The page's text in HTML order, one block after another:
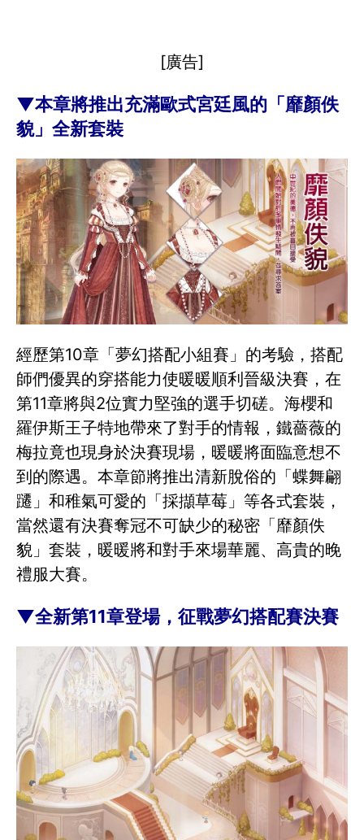
[廣告]
▼本章將推出充滿歐式宮廷風的「靡顏佚
貌」全新套裝
經歷第10章「夢幻搭配小組賽」的考驗，搭配
師們優異的穿搭能力使暖暖順利晉級決賽，在
第11章將與2位實力堅強的選手切磋。海櫻和
羅伊斯王子特地帶來了對手的情報，鐵薔薇的
梅拉竟也現身於決賽現場，暖暖將面臨意想不
到的際遇。本章節將推出清新脫俗的「蝶舞翩
躚」和稚氣可愛的「採擷草莓」等各式套裝，
當然還有決賽奪冠不可缺少的秘密「靡顏佚
貌」套裝，暖暖將和對手來場華麗、高貴的晚
禮服大賽。
▼全新第11章登場，征戰夢幻搭配賽決賽